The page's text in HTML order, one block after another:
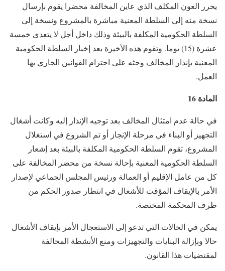
يحرر العون المكلف الذي عاين المخالفة محضرا يقوم بإرسال
نسخة منه إلى السلطة المعنية مباشرة بالمشروع ونسخة إلى
السلطة الحكومية المكلفة بالبيئة وذلك داخل أجل لا يتعدى خمسة
عشرة (15) يوما. وتقوم هذه الأخيرة بعد إخبار السلطة الحكومية
المعنية بإنذار المخالف وحثه على احترام القوانين الجاري بها
العمل.
المادة 16
في حالة عدم امتثال المخالف بعد توجيه الإنذار إليه وكانت أشغال
التجهيز أو البناء في مرحلة الإنجاز أو تم الشروع في استغلال
المشروع، تقوم السلطة الحكومية المكلفة بالبيئة بعد إشعار
السلطة الحكومية المعنية بإحالة نسخة من محضر المخالفة على
كل من عامل الإقليم أو العمالة ورئيس المجلس الجماعي لإصدار
الأمر بالإيقاف المؤقت للأشغال في انتظار صدور الحكم من
طرف المحكمة المختصة.
يمكن في الحالات التي تدعو إلى الاستعجال الأمر بإيقاف الأشغال
حالا وبإزالة البنايات والتجهيزات ومنع الأنشطة المخالفة
لمقتضيات هذا القانون.